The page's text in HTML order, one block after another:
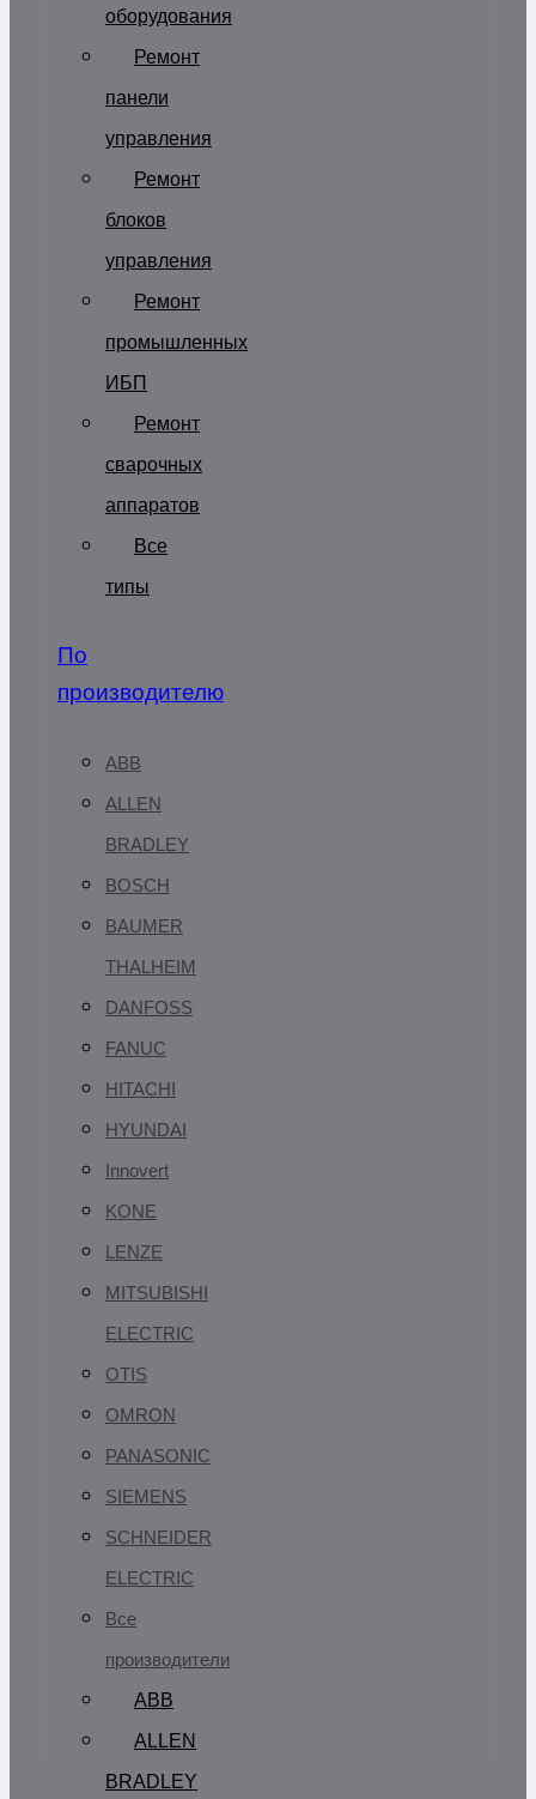
оборудования
Ремонт
панели
управления
Ремонт
блоков
управления
Ремонт
промышленных
ИБП
Ремонт
сварочных
аппаратов
Все
типы
По
производителю
ABB
ALLEN
BRADLEY
BOSCH
BAUMER
THALHEIM
DANFOSS
FANUC
HITACHI
HYUNDAI
Innovert
KONE
LENZE
MITSUBISHI
ELECTRIC
OTIS
OMRON
PANASONIC
SIEMENS
SCHNEIDER
ELECTRIC
Все
производители
ABB
ALLEN
BRADLEY